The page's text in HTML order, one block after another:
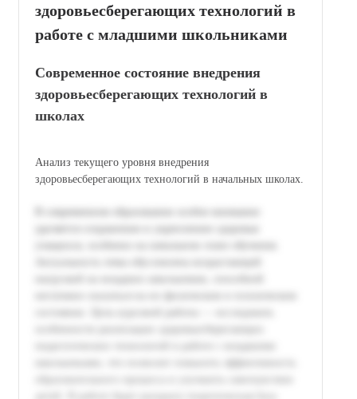
здоровьесберегающих технологий в
работе с младшими школьниками
Современное состояние внедрения
здоровьесберегающих технологий в
школах
Анализ текущего уровня внедрения
здоровьесберегающих технологий в начальных школах.